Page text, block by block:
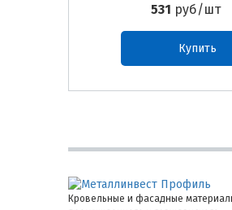
531 руб/шт
Купить
Кровельные и фасадные